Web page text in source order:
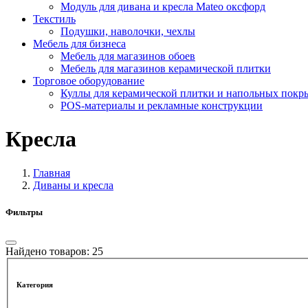
Модуль для дивана и кресла Mateo оксфорд
Текстиль
Подушки, наволочки, чехлы
Мебель для бизнеса
Мебель для магазинов обоев
Мебель для магазинов керамической плитки
Торговое оборудование
Куллы для керамической плитки и напольных
POS-материалы и рекламные конструкции
Кресла
Главная
Диваны и кресла
Фильтры
Найдено товаров: 25
Категория